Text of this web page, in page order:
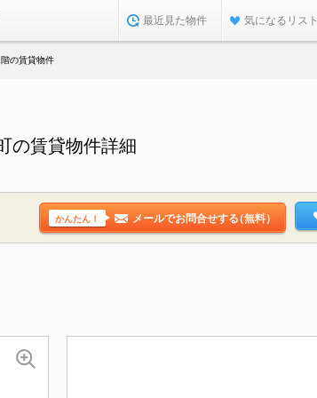
最近見た物件 気になるリスト
の賃貸物件
の賃貸物件詳細
かんたん！ メールでお問合せする（無料）